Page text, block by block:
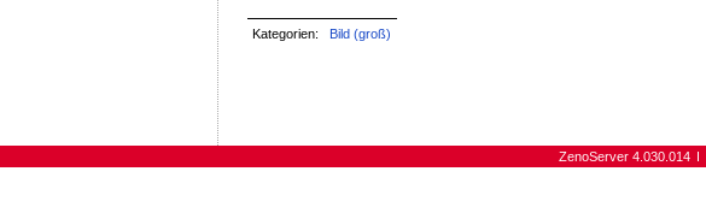
Kategorien: Bild (groß)
ZenoServer 4.030.014